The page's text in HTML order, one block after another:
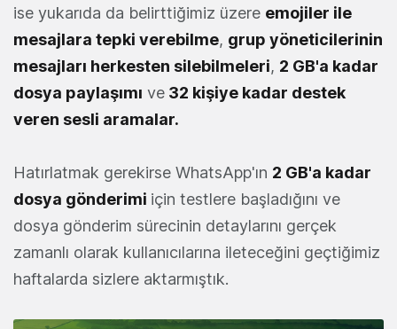
ise yukarıda da belirttiğimiz üzere emojiler ile
mesajlara tepki verebilme, grup yöneticilerinin
mesajları herkesten silebilmeleri, 2 GB'a kadar
dosya paylaşımı ve 32 kişiye kadar destek
veren sesli aramalar.
Hatırlatmak gerekirse WhatsApp'ın 2 GB'a kadar
dosya gönderimi için testlere başladığını ve
dosya gönderim sürecinin detaylarını gerçek
zamanlı olarak kullanıcılarına ileteceğini geçtiğimiz
haftalarda sizlere aktarmıştık.